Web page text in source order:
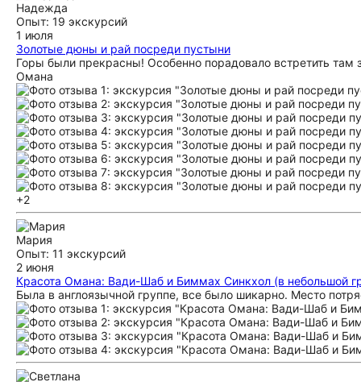
Надежда
Опыт: 19 экскурсий
1 июля
Золотые дюны и рай посреди пустыни
Горы были прекрасны! Особенно порадовало встретить
Омана
+2
Мария
Опыт: 11 экскурсий
2 июня
Красота Омана: Вади-Шаб и Биммах Синкхол (в небольшой
Была в англоязычной группе, все было шикарно. Место